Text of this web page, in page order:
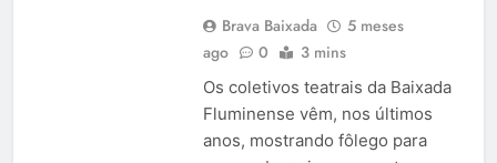
Brava Baixada
5 meses
ago
0 3 mins
Os coletivos teatrais da Baixada
Fluminense vêm, nos últimos
anos, mostrando fôlego para